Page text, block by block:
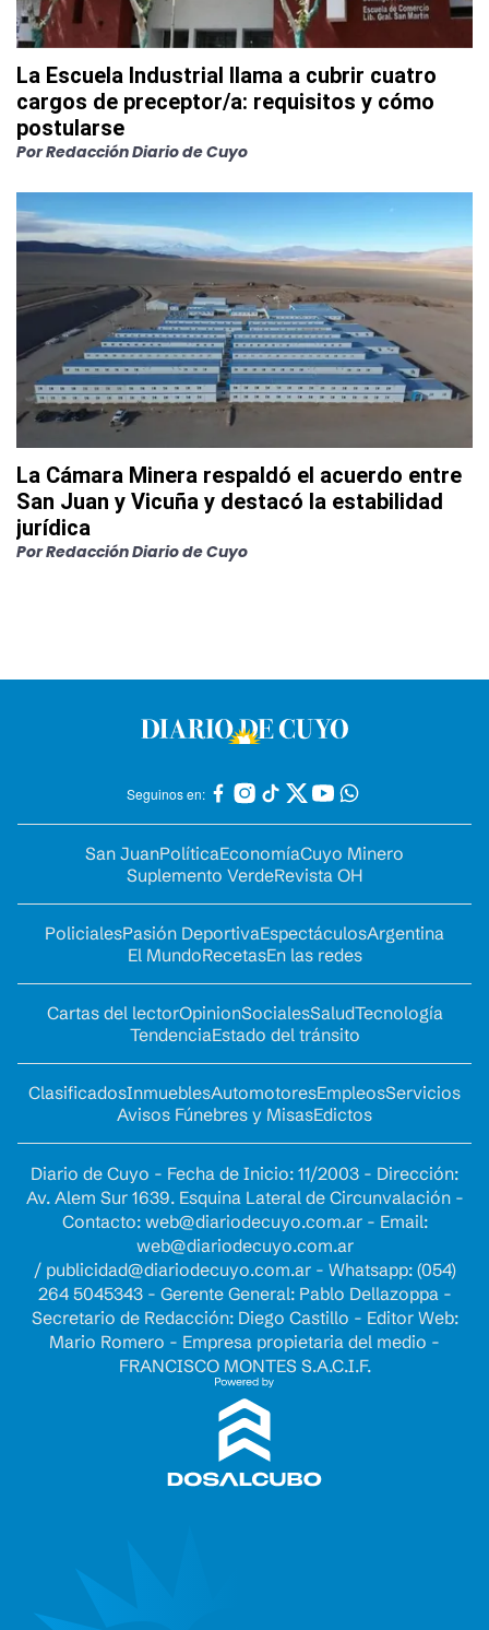
La Escuela Industrial llama a cubrir cuatro
cargos de preceptor/a: requisitos y cómo
postularse
PorRedacción Diario de Cuyo
La Cámara Minera respaldó el acuerdo entre
San Juan y Vicuña y destacó la estabilidad
jurídica
PorRedacción Diario de Cuyo
Seguinos en:
San JuanPolíticaEconomíaCuyo Minero
Suplemento VerdeRevista OH
PolicialesPasión DeportivaEspectáculosArgentina
El MundoRecetasEn las redes
Cartas del lectorOpinionSocialesSaludTecnología
TendenciaEstado del tránsito
ClasificadosInmueblesAutomotoresEmpleosServicios
Avisos Fúnebres y MisasEdictos
Diario de Cuyo - Fecha de Inicio: 11/2003 - Dirección:
Av. Alem Sur 1639. Esquina Lateral de Circunvalación -
Contacto: web@diariodecuyo.com.ar- Email:
web@diariodecuyo.com.ar
/ publicidad@diariodecuyo.com.ar- Whatsapp: (054)
264 5045343 - Gerente General: Pablo Dellazoppa -
Secretario de Redacción: Diego Castillo - Editor Web:
Mario Romero - Empresa propietaria del medio -
FRANCISCO MONTES S.A.C.I.F.